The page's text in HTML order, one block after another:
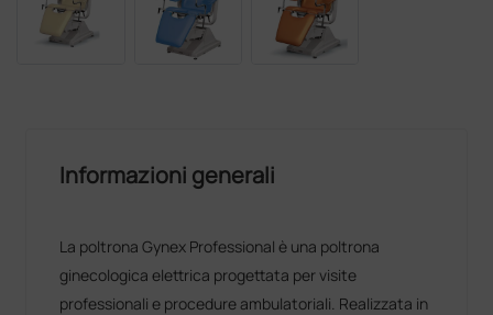
Informazioni generali
La poltrona Gynex Professional è una poltrona
ginecologica elettrica progettata per visite
professionali e procedure ambulatoriali. Realizzata in